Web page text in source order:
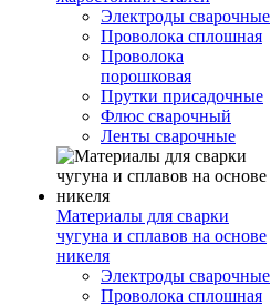
Электроды сварочные
Проволока сплошная
Проволока
порошковая
Прутки присадочные
Флюс сварочный
Ленты сварочные
Материалы для сварки
чугуна и сплавов на основе
никеля
Электроды сварочные
Проволока сплошная